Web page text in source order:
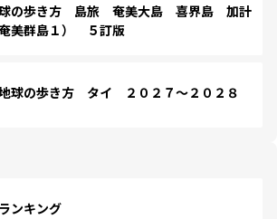
の歩き方 島旅 奄美大島 喜界島 加計
美群島１） ５訂版
球の歩き方 タイ ２０２７～２０２８
ンキング